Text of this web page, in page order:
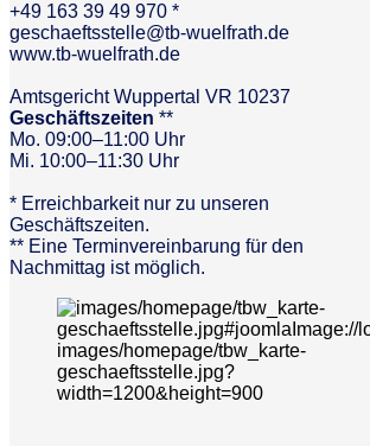
+49 163 39 49 970 *
geschaeftsstelle@tb-wuelfrath.de
www.tb-wuelfrath.de
Amtsgericht Wuppertal VR 10237
Geschäftszeiten **
Mo. 09:00–11:00 Uhr
Mi. 10:00–11:30 Uhr
* Erreichbarkeit nur zu unseren
Geschäftszeiten.
** Eine Terminvereinbarung für den
Nachmittag ist möglich.